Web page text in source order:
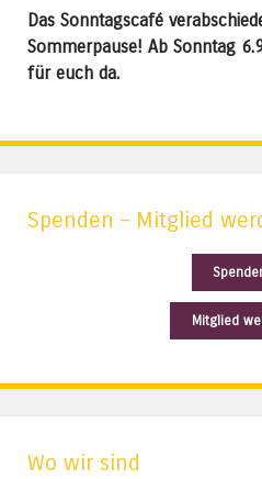
Das Sonntagscafé
Sommerpause! Ab Sonntag
für euch da.
Spenden – Mitglied
Mitglied
Wo wir sind